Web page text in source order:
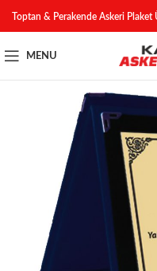
Toptan & Perakende Askeri Plaket
MENU